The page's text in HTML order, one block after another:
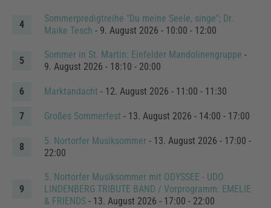
Sommerpredigtreihe "Du meine Seele, singe"; Dr.
Maike Tesch - 9. August 2026 - 10:00 - 12:00
Sommer in St. Martin: Einfelder Mandolinengruppe -
9. August 2026 - 18:10 - 20:00
Marktandacht - 12. August 2026 - 11:00 - 11:30
Großes Sommerfest - 13. August 2026 - 14:00 - 17:00
5. Nortorfer Musiksommer- 13. August 2026 - 17:00 -
22:00
5. Nortorfer Musiksommer mit ODYSSEE - UDO
LINDENBERG TRIBUTE BAND / Vorprogramm: EMELIE
& FRIENDS- 13. August 2026 - 17:00 - 22:00